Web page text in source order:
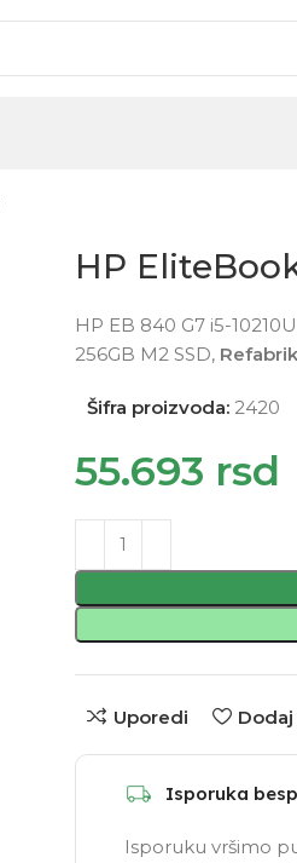
HP
HP EB 840 G7 i5-
256GB M2 SSD,
Šifra proizvoda: 2420
55.693 rsd
Uporedi
Isporuka
Isporuku vršimo